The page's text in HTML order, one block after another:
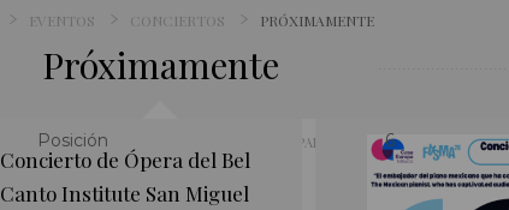
EVENTOS CONCIERTOS PRÓXIMAMENTE
Próximamente
PANTALLA POR
Concierto de Ópera del Bel
Canto Institute San Miguel